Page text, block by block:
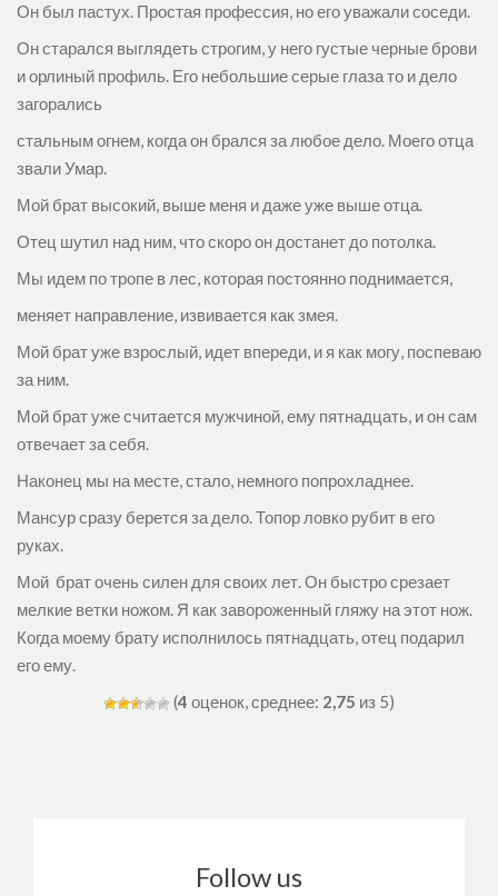
Он был пастух. Простая профессия, но его уважали соседи.
Он старался выглядеть строгим, у него густые черные брови
и орлиный профиль. Его небольшие серые глаза то и дело
загорались
стальным огнем, когда он брался за любое дело. Моего отца
звали Умар.
Мой брат высокий, выше меня и даже уже выше отца.
Отец шутил над ним, что скоро он достанет до потолка.
Мы идем по тропе в лес, которая постоянно поднимается,
меняет направление, извивается как змея.
Мой брат уже взрослый, идет впереди, и я как могу, поспеваю
за ним.
Мой брат уже считается мужчиной, ему пятнадцать, и он сам
отвечает за себя.
Наконец мы на месте, стало, немного попрохладнее.
Мансур сразу берется за дело. Топор ловко рубит в его
руках.
Мой брат очень силен для своих лет. Он быстро срезает
мелкие ветки ножом. Я как завороженный гляжу на этот нож.
Когда моему брату исполнилось пятнадцать, отец подарил
его ему.
(4 оценок, среднее: 2,75 из 5)
Follow us